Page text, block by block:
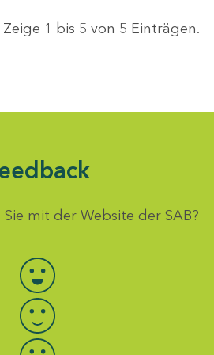
Zeige 1 bis 5 von 5 Einträgen.
mit der Website der SAB?
Bewertung auswählen